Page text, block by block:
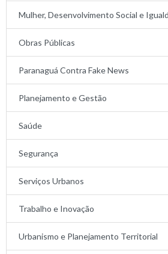
Mulher, Desenvolvimento Social e
Obras Públicas
Paranaguá Contra Fake News
Planejamento e Gestão
Saúde
Segurança
Serviços Urbanos
Trabalho e Inovação
Urbanismo e Planejamento Territorial